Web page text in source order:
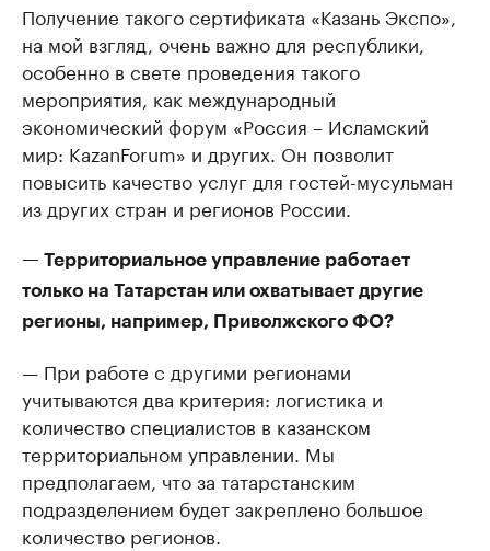
Получение такого сертификата «Казань Экспо»,
на мой взгляд, очень важно для республики,
особенно в свете проведения такого
мероприятия, как международный
экономический форум «Россия – Исламский
мир: KazanForum» и других. Он позволит
повысить качество услуг для гостей-мусульман
из других стран и регионов России.
— Территориальное управление работает
только на Татарстан или охватывает другие
регионы, например, Приволжского ФО?
— При работе с другими регионами
учитываются два критерия: логистика и
количество специалистов в казанском
территориальном управлении. Мы
предполагаем, что за татарстанским
подразделением будет закреплено большое
количество регионов.